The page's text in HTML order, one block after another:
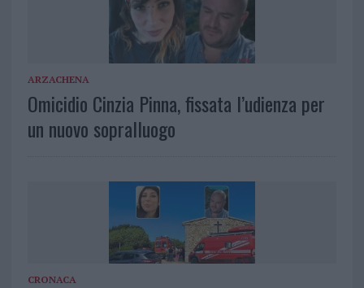
ARZACHENA
Omicidio Cinzia Pinna, fissata l’udienza per
un nuovo sopralluogo
CRONACA